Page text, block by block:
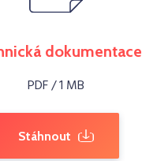
dokumentace
PDF / 1 MB
Stáhnout